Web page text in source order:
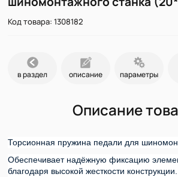
Код товара: 1308182
в раздел описание параметры
Описание
Торсионная пружина педали для
Обеспечивает надёжную фиксацию
благодаря высокой жесткости